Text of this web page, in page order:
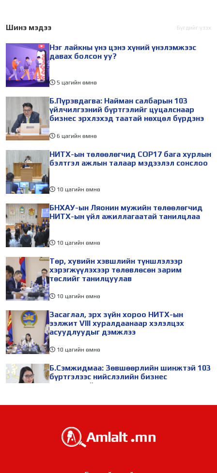
Шинэ мэдээ Бүгдийг үзэх
Нэг лайкны үнэ цэнэ хүний үнэлэмжээс
давах болсон уу?
5 цагийн өмнө
Б.Пүрэвдагва: Найман салбарын 103
үйлчилгээний бүртгэлийг цуцалснаар
бизнес эрхлэхэд таатай нөхцөл бүрдэнэ
6 цагийн өмнө
НИТХ-ын төлөөлөгчид COP17 бага хурлын
бэлтгэл ажлын талаар мэдээлэл сонслоо
10 цагийн өмнө
БНХАУ-ын Ляонин мужийн төлөөлөгчид
НИТХ-ын үйл ажиллагаатай танилцлаа
10 цагийн өмнө
Төр, хувийн хэвшлийн түншлэлээр
хэрэгжүүлэхээр төлөвлөсөн зарим
төслийг танилцуулав
10 цагийн өмнө
Засаглал, эрх зүйн хороо НИТХ-ын
ээлжит VIII хуралдаанаар хэлэлцэх
асуудлуудыг дэмжлээ
10 цагийн өмнө
Б.Сэмжидмаа: Зөвшөөрлийн шинжтэй 103
бүртгэлээс нийслэлийн бизнес
эрхлэгчдийг чөлөөллөө
төсвийн талаарх ерөнхий хяналтын
сонсгол зохион байгуулсан байна